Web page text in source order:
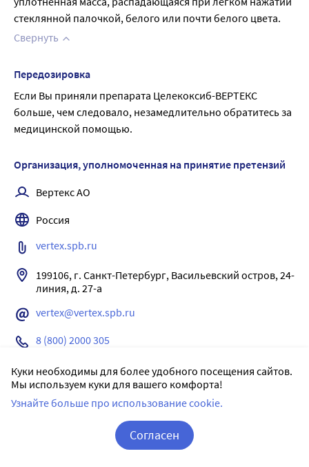
стеклянной палочкой, белого или почти белого цвета.
Свернуть
Передозировка
Если Вы приняли препарата Целекоксиб-ВЕРТЕКС
больше, чем следовало, незамедлительно обратитесь за
медицинской помощью.
Организация, уполномоченная на принятие претензий
Вертекс АО
Россия
vertex.spb.ru
199106, г. Санкт-Петербург, Васильевский остров, 24-
vertex@vertex.spb.ru
8 (800) 2000 305
Отзывы
Уважаемые пользователи! Возможность написания
отзывов на сервисе Apteka.ru на отдельные товары
недоступна в целях недопущения введения
пользователей сервиса Apteka.ru в заблуждение
Куки необходимы для более удобного посещения сайтов.
Мы используем куки для вашего комфорта!
Узнайте больше про использование cookie.
Согласен